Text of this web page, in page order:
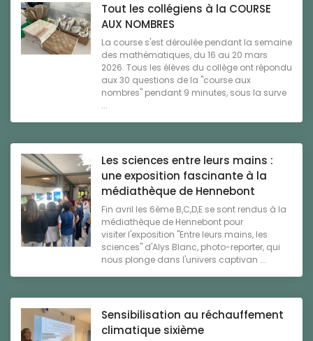
Tout les collégiens à la COURSE
AUX NOMBRES
La course s'est déroulée pendant la semaine
des mathématiques, du 16 au 20 mars
2026. Tous les élèves du collège ont répondu
aux 30 questions de la "course aux
nombres" pendant 9 minutes, sous la surve
...
Les sciences entre leurs mains :
une exposition fascinante à la
médiathèque de Hennebont
Fin avril les 6ème B,C,D,E se sont rendus à la
médiathèque de Hennebont pour
visiter l'exposition "Entre leurs mains, les
sciences" d'Alys Blanc, photo-reporter, qui
nous plonge dans l'univers captivan ...
Sensibilisation au réchauffement
climatique sixième